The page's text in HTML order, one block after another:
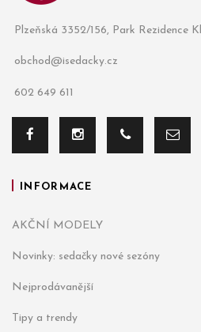
Plzeňská 3352/156, Park Rezidence
obchod@isedacky.cz
602 649 611
INFORMACE
AKČNÍ MODELY
Novinky: sedačky nové sezóny
Nejprodávanější
Tipy a trendy